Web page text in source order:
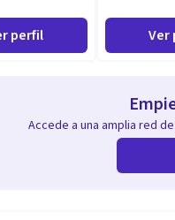
perfil Ver
Accede a una amplia red